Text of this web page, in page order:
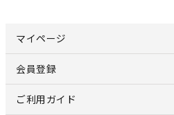
マイページ
会員登録
ご利用ガイド